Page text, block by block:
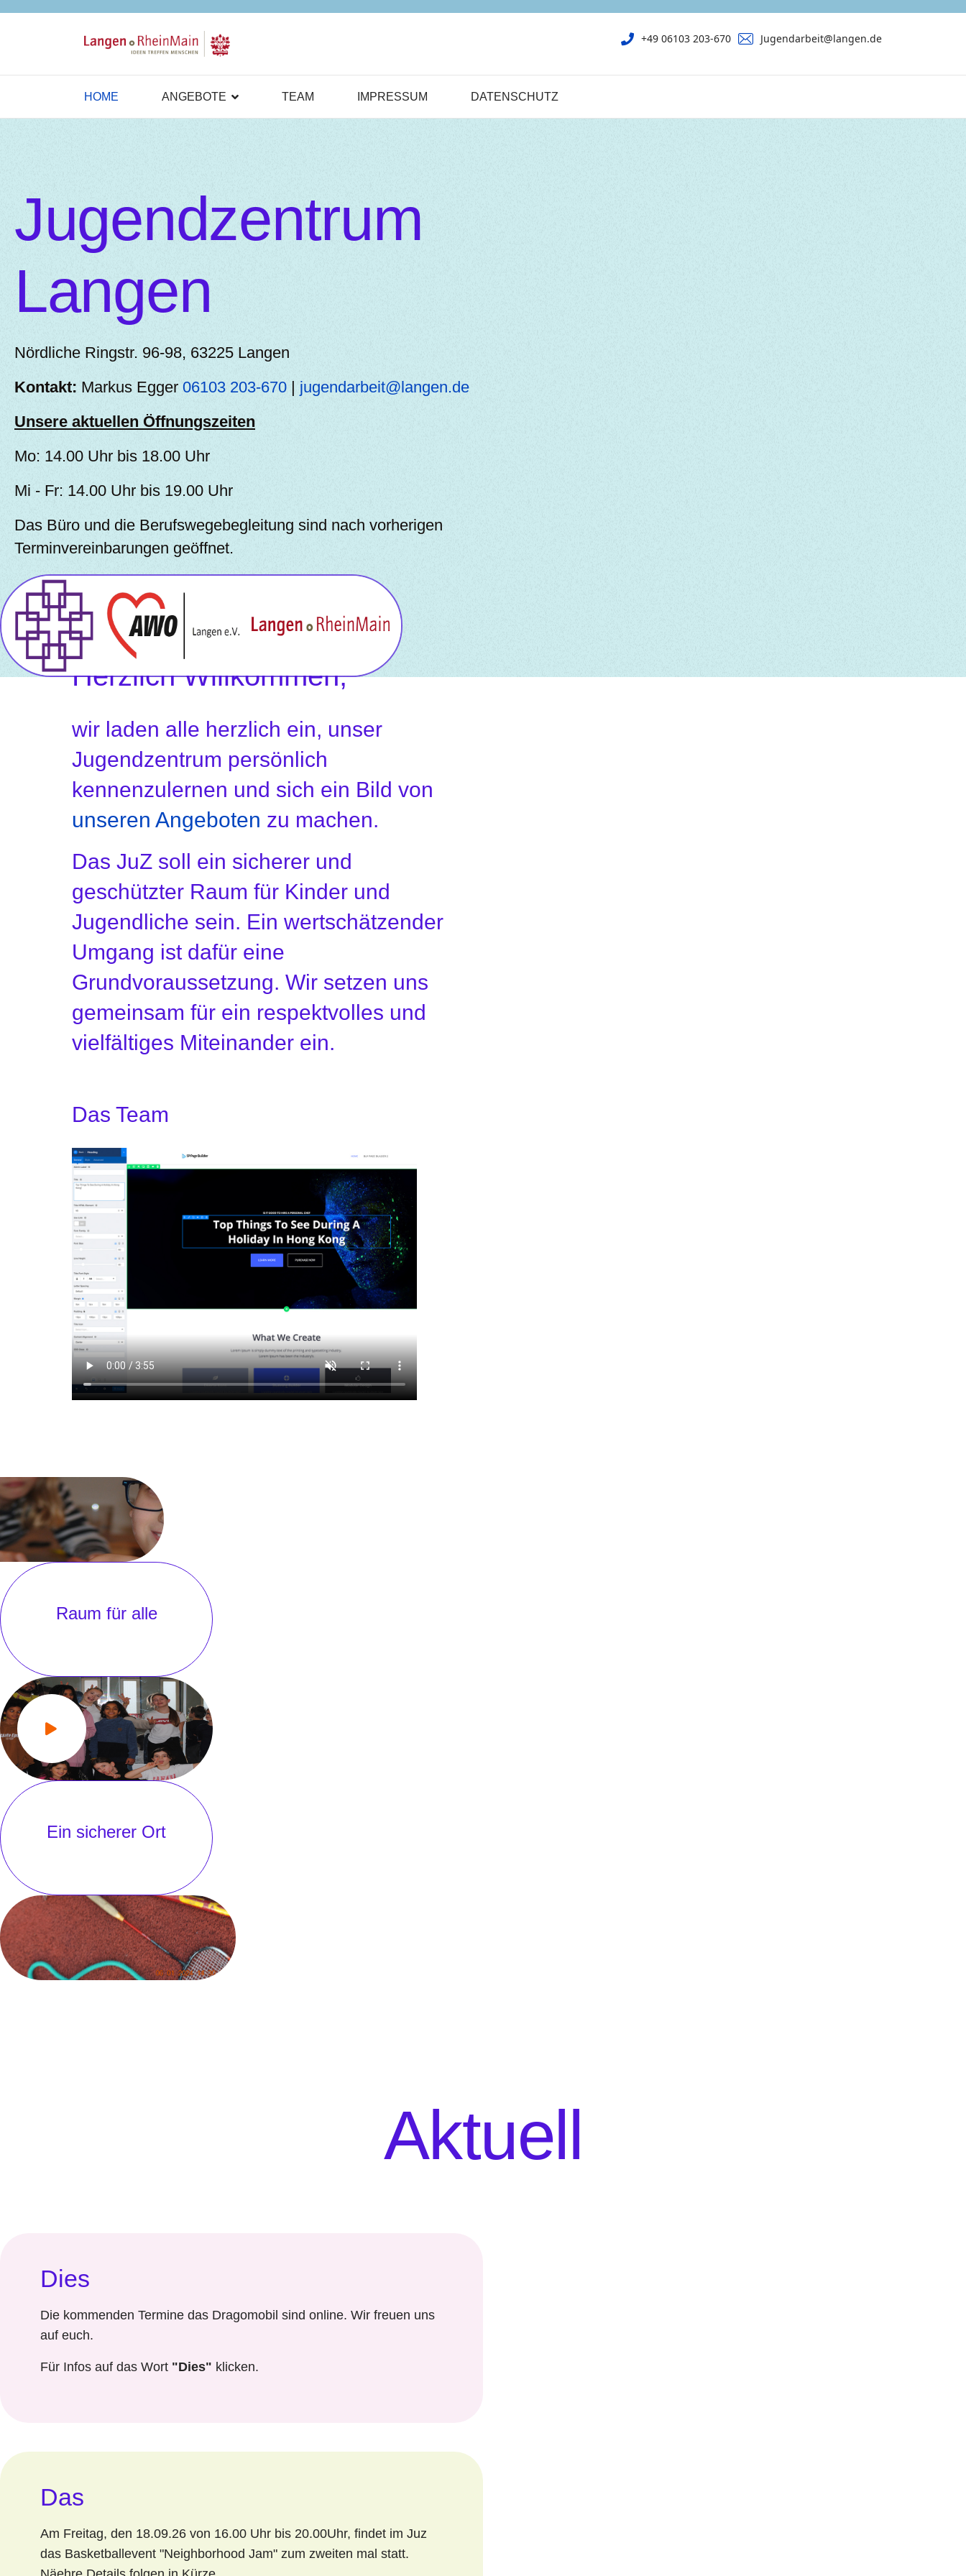
+49 06103 203-670 Jugendarbeit@langen.de
HOME ANGEBOTE TEAM IMPRESSUM DATENSCHUTZ
Jugendzentrum
Langen
Nördliche Ringstr. 96-98, 63225 Langen
Kontakt: Markus Egger 06103 203-670 | jugendarbeit@langen.de
Unsere aktuellen Öffnungszeiten
Mo: 14.00 Uhr bis 18.00 Uhr
Mi - Fr: 14.00 Uhr bis 19.00 Uhr
Das Büro und die Berufswegebegleitung sind nach vorherigen
Terminvereinbarungen geöffnet.
Herzlich Willkommen,
wir laden alle herzlich ein, unser
Jugendzentrum persönlich
kennenzulernen und sich ein Bild von
unseren Angeboten zu machen.
Das JuZ soll ein sicherer und
geschützter Raum für Kinder und
Jugendliche sein. Ein wertschätzender
Umgang ist dafür eine
Grundvoraussetzung. Wir setzen uns
gemeinsam für ein respektvolles und
vielfältiges Miteinander ein.
Das Team
Raum für alle
Ein sicherer Ort
Aktuell
Dies
Die kommenden Termine das Dragomobil sind online. Wir freuen uns
auf euch.
Für Infos auf das Wort "Dies" klicken.
Das
Am Freitag, den 18.09.26 von 16.00 Uhr bis 20.00Uhr, findet im Juz
das Basketballevent "Neighborhood Jam" zum zweiten mal statt.